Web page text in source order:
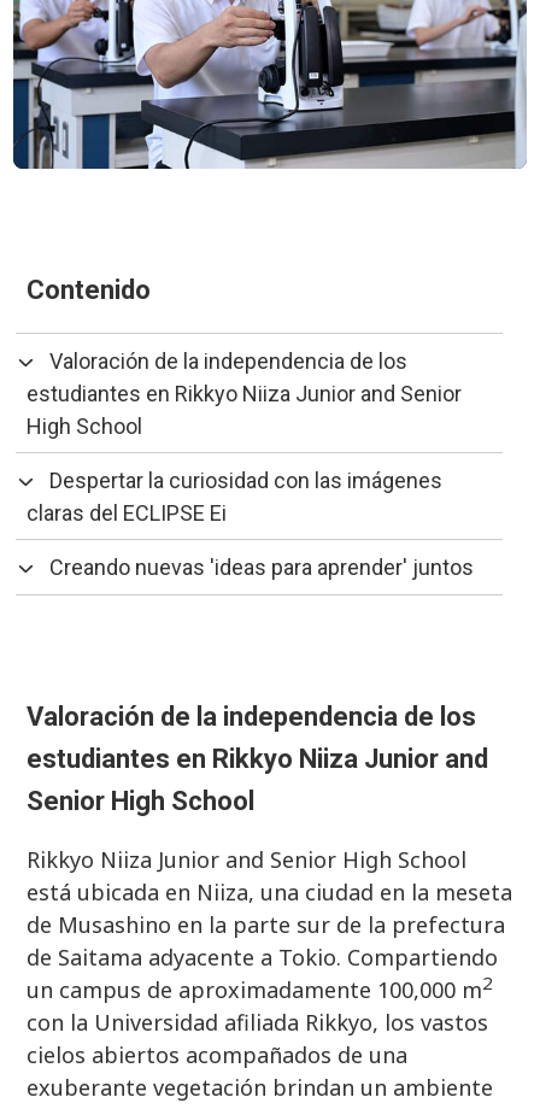
Contenido
Valoración de la independencia de los
estudiantes en Rikkyo Niiza Junior and Senior
High School
Despertar la curiosidad con las imágenes
claras del ECLIPSE Ei
Creando nuevas 'ideas para aprender' juntos
Valoración de la independencia de los
estudiantes en Rikkyo Niiza Junior and
Senior High School
Rikkyo Niiza Junior and Senior High School
está ubicada en Niiza, una ciudad en la meseta
de Musashino en la parte sur de la prefectura
de Saitama adyacente a Tokio. Compartiendo
un campus de aproximadamente 100,000 m2
con la Universidad afiliada Rikkyo, los vastos
cielos abiertos acompañados de una
exuberante vegetación brindan un ambiente